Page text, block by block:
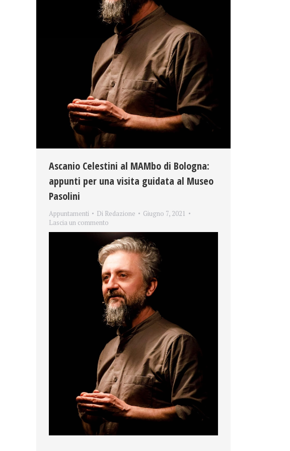
Ascanio Celestini al MAMbo di Bologna:
appunti per una visita guidata al Museo
Pasolini
Appuntamenti Di Redazione
Giugno 7, 2021
Lascia un commento